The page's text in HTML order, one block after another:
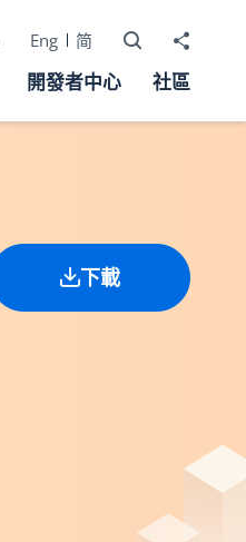
Eng 简 打開搜尋器
分享至
開發者中心 社區
下載